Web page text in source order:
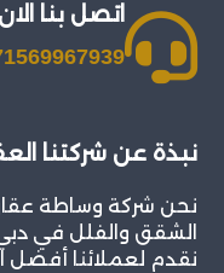
اتصل بنا الان
نبذة عن شركتنا
نحن شركة وساطة
الشقق والفلل في دبي
نقدم لعملائنا